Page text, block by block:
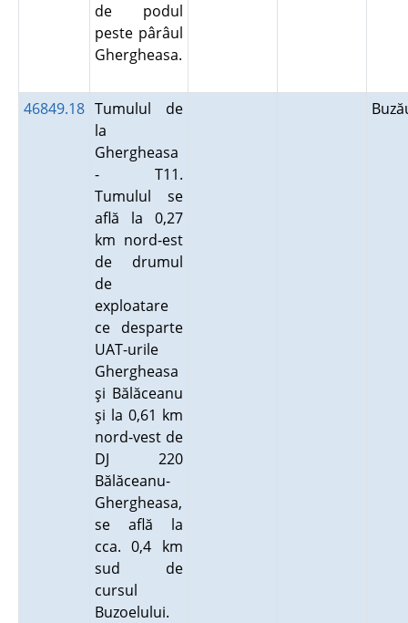
de podul
peste pârâul
Ghergheasa.
46849.18 Tumulul de
la
Ghergheasa
- T11.
Tumulul se
află la 0,27
km nord-est
de drumul
de
exploatare
ce desparte
UAT-urile
Ghergheasa
şi Bălăceanu
şi la 0,61 km
nord-vest de
DJ 220
Bălăceanu-
Ghergheasa,
se află la
cca. 0,4 km
sud de
cursul
Buzoelului.